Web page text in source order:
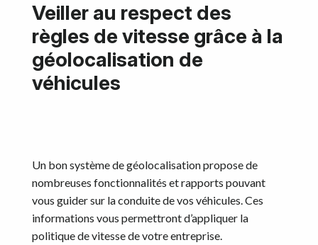
Veiller au respect des
règles de vitesse grâce à la
géolocalisation de
véhicules
Un bon système de géolocalisation propose de
nombreuses fonctionnalités et rapports pouvant
vous guider sur la conduite de vos véhicules. Ces
informations vous permettront d’appliquer la
politique de vitesse de votre entreprise.